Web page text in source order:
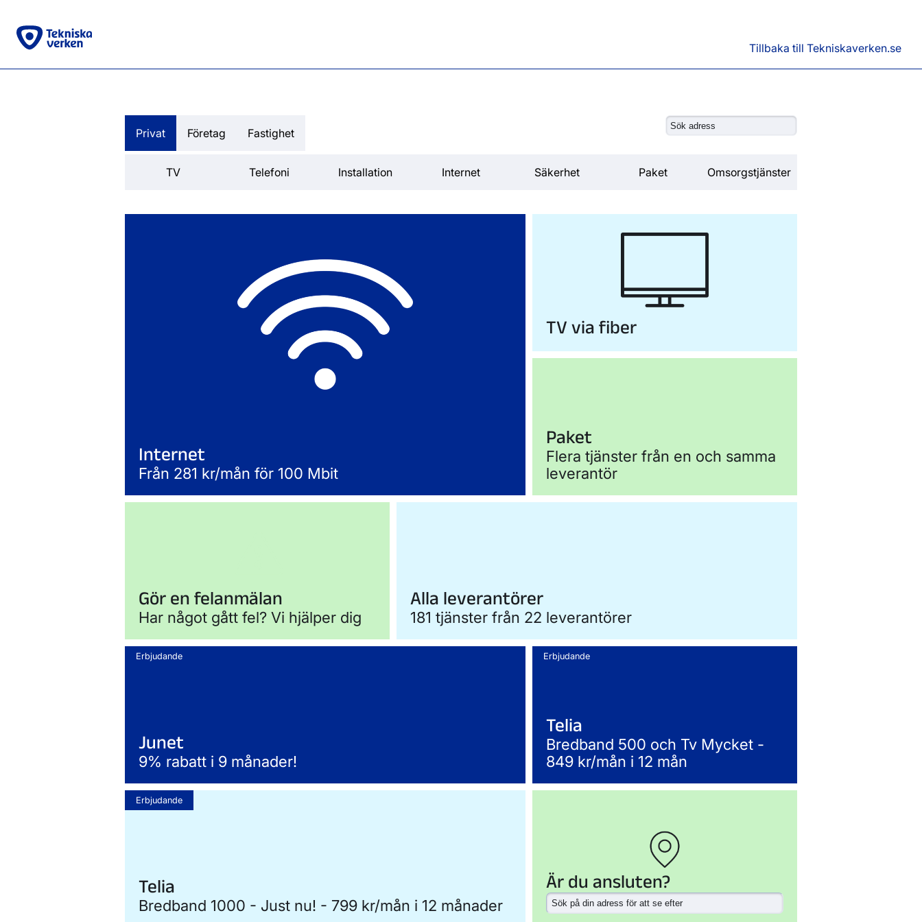
Tillbaka till Tekniskaverken.se
Privat Företag Fastighet
TV Telefoni Installation Internet Säkerhet Paket Omsorgstjänster
Internet
Från 281 kr/mån för 100 Mbit
TV via fiber
Paket
Flera tjänster från en och samma
leverantör
Gör en felanmälan
Har något gått fel? Vi hjälper dig
Alla leverantörer
181 tjänster från 22 leverantörer
Erbjudande
Junet
9% rabatt i 9 månader!
Erbjudande
Telia
Bredband 500 och Tv Mycket -
849 kr/mån i 12 mån
Erbjudande
Telia
Bredband 1000 - Just nu! - 799 kr/mån i 12 månader
Är du ansluten?